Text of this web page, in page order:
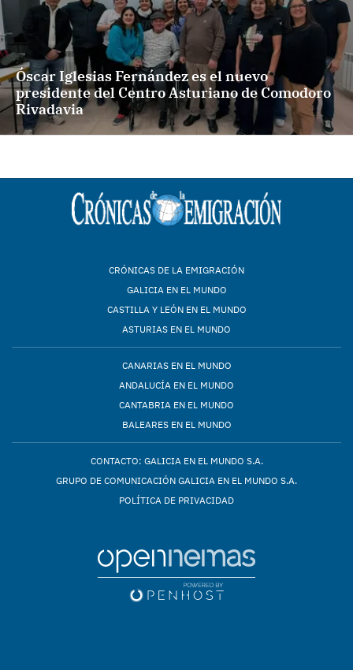
Óscar Iglesias Fernández es el nuevo
presidente del Centro Asturiano de Comodoro
Rivadavia
CRÓNICAS DE LA EMIGRACIÓN
GALICIA EN EL MUNDO
CASTILLA Y LEÓN EN EL MUNDO
ASTURIAS EN EL MUNDO
CANARIAS EN EL MUNDO
ANDALUCÍA EN EL MUNDO
CANTABRIA EN EL MUNDO
BALEARES EN EL MUNDO
CONTACTO: GALICIA EN EL MUNDO S.A.
GRUPO DE COMUNICACIÓN GALICIA EN EL MUNDO S.A.
POLÍTICA DE PRIVACIDAD